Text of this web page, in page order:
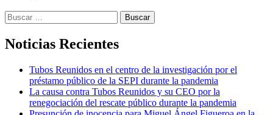
Buscar:
Noticias Recientes
Tubos Reunidos en el centro de la investigación por el
préstamo público de la SEPI durante la pandemia
La causa contra Tubos Reunidos y su CEO por la
renegociación del rescate público durante la pandemia